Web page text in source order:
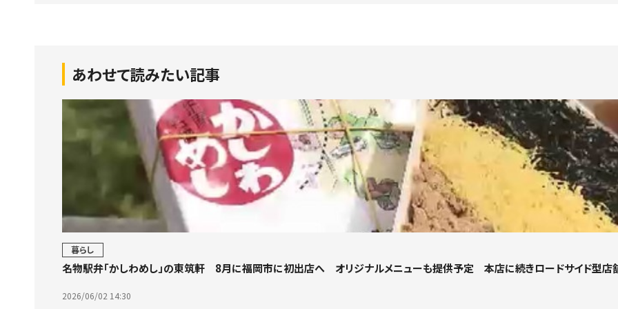
あわせて読みたい記事
暮らし
名物駅弁「かしわめし」の東筑軒 8月に福岡市に初出店へ オリジナルメニューも提供予定 本店に続きロードサイド型店
2026/06/02 14:30